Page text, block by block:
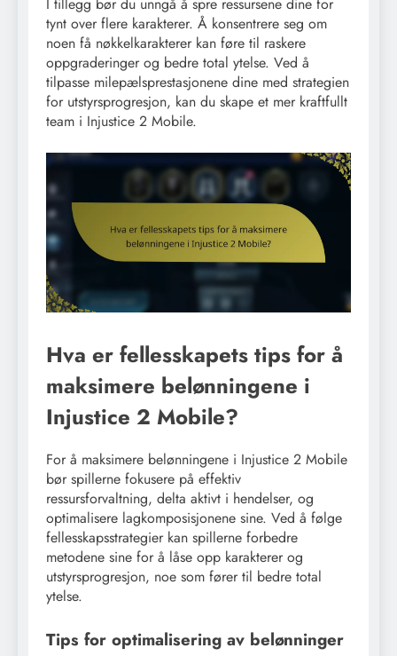
tynt over flere karakterer. Å konsentrere seg om
noen få nøkkelkarakterer kan føre til raskere
oppgraderinger og bedre total ytelse. Ved å
tilpasse milepælsprestasjonene dine med strategien
for utstyrsprogresjon, kan du skape et mer kraftfullt
team i Injustice 2 Mobile.
Hva er fellesskapets tips for å
maksimere belønningene i
Injustice 2 Mobile?
For å maksimere belønningene i Injustice 2 Mobile
bør spillerne fokusere på effektiv
ressursforvaltning, delta aktivt i hendelser, og
optimalisere lagkomposisjonene sine. Ved å følge
fellesskapsstrategier kan spillerne forbedre
metodene sine for å låse opp karakterer og
utstyrsprogresjon, noe som fører til bedre total
ytelse.
Tips for optimalisering av belønninger